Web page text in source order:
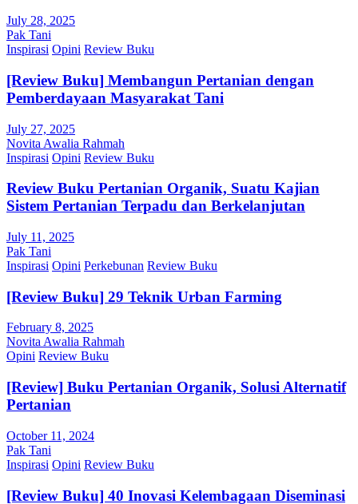
July 28, 2025
Pak Tani
Inspirasi Opini Review Buku
[Review Buku] Membangun Pertanian dengan
Pemberdayaan Masyarakat Tani
July 27, 2025
Novita Awalia Rahmah
Inspirasi Opini Review Buku
Review Buku Pertanian Organik, Suatu Kajian
Sistem Pertanian Terpadu dan Berkelanjutan
July 11, 2025
Pak Tani
Inspirasi Opini Perkebunan Review Buku
[Review Buku] 29 Teknik Urban Farming
February 8, 2025
Novita Awalia Rahmah
Opini Review Buku
[Review] Buku Pertanian Organik, Solusi Alternatif
Pertanian
October 11, 2024
Pak Tani
Inspirasi Opini Review Buku
[Review Buku] 40 Inovasi Kelembagaan Diseminasi